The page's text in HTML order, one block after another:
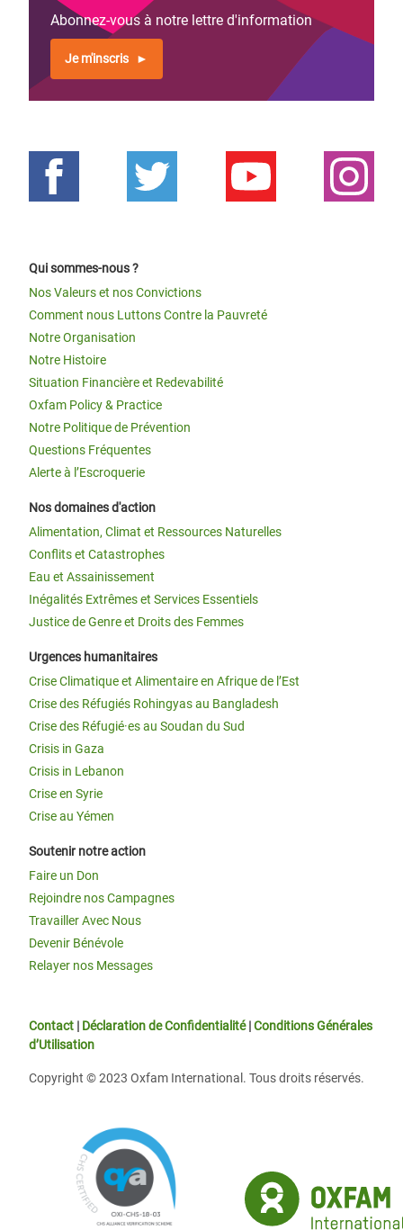
Abonnez-vous à notre lettre d'information
Je m'inscris
Qui sommes-nous ?
Nos Valeurs et nos Convictions
Comment nous Luttons Contre la Pauvreté
Notre Organisation
Notre Histoire
Situation Financière et Redevabilité
Oxfam Policy & Practice
Notre Politique de Prévention
Questions Fréquentes
Alerte à l’Escroquerie
Nos domaines d'action
Alimentation, Climat et Ressources Naturelles
Conflits et Catastrophes
Eau et Assainissement
Inégalités Extrêmes et Services Essentiels
Justice de Genre et Droits des Femmes
Urgences humanitaires
Crise Climatique et Alimentaire en Afrique de l’Est
Crise des Réfugiés Rohingyas au Bangladesh
Crise des Réfugié·es au Soudan du Sud
Crisis in Gaza
Crisis in Lebanon
Crise en Syrie
Crise au Yémen
Soutenir notre action
Faire un Don
Rejoindre nos Campagnes
Travailler Avec Nous
Devenir Bénévole
Relayer nos Messages
Contact | Déclaration de Confidentialité|Conditions Générales
d’Utilisation
Copyright © 2023 Oxfam International. Tous droits réservés.